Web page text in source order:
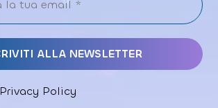
Privacy Policy